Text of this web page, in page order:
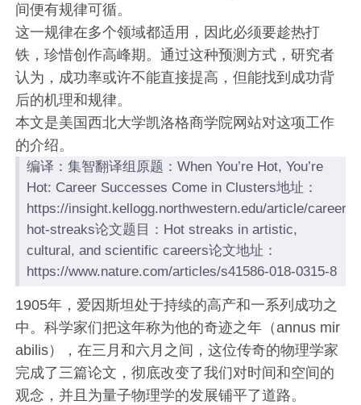
间便有规律可循。
这一规律在多个领域都适用，因此必须要趁热打
铁，珍惜创作高峰期。通过这种预测方式，研究者
认为，成功率或许不能直接提高，但能找到成功背
后的机理和规律。
本文是美国西北大学凯洛格商学院网站对这项工作
的介绍。
编译：集智翻译组原题：When You’re Hot, You’re
Hot: Career Successes Come in Clusters地址：
https://insight.kellogg.northwestern.edu/article/career-
hot-streaks论文题目：Hot streaks in artistic,
cultural, and scientific careers论文地址：
https://www.nature.com/articles/s41586-018-0315-8
1905年，爱因斯坦处于持续的高产和一系列成功之
中。科学家们把这年称为他的奇迹之年（annus mir
abilis），在三月和六月之间，这位传奇的物理学家
完成了三篇论文，彻底改变了我们对时间和空间的
观念，并且为量子物理学的发展铺平了道路。